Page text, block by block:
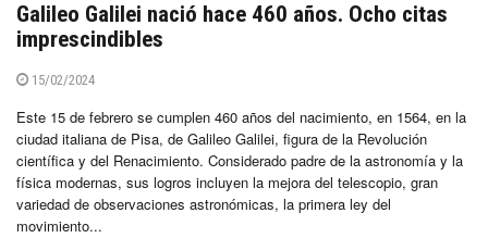
Galileo Galilei nació hace 460 años. Ocho citas
imprescindibles
15/02/2024
Este 15 de febrero se cumplen 460 años del nacimiento, en 1564, en la
ciudad italiana de Pisa, de Galileo Galilei, figura de la Revolución
científica y del Renacimiento. Considerado padre de la astronomía y la
física modernas, sus logros incluyen la mejora del telescopio, gran
variedad de observaciones astronómicas, la primera ley del
movimiento...